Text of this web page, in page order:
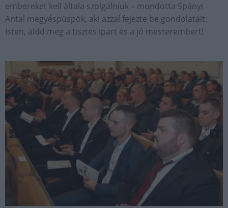
embereket kell általa szolgálniuk – mondotta Spányi
Antal megyéspüspök, aki azzal fejezte be gondolatait:
Isten, áldd meg a tisztes ipart és a jó mesterembert!